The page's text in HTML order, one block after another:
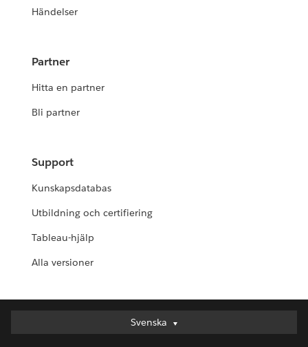
Händelser
Partner
Hitta en partner
Bli partner
Support
Kunskapsdatabas
Utbildning och certifiering
Tableau-hjälp
Alla versioner
Svenska
Svenska